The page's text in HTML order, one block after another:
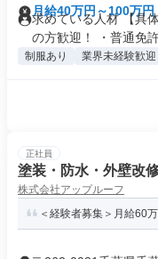
月給40万円～100万円
求めている人材 【具
の方歓迎！ ・普通免許
制服あり 業界未経験歓迎
正社員
塗装・防水・外壁改
株式会社アップルーフ
＜経験者募集＞月給60